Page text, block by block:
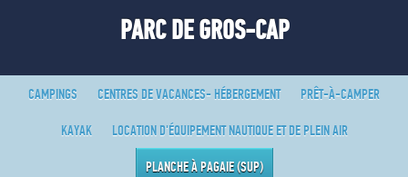
PARC DE GROS-CAP
CAMPINGS CENTRES DE VACANCES- HÉBERGEMENT
PRÊT-À-CAMPER
KAYAK
LOCATION D'ÉQUIPEMENT NAUTIQUE ET DE PLEIN AIR
PLANCHE À PAGAIE (SUP)